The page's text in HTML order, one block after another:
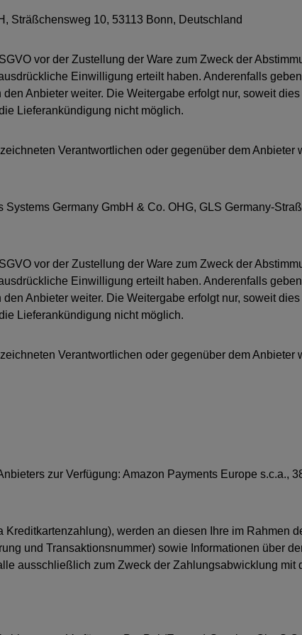
Sträßchensweg 10, 53113 Bonn, Deutschland
vor der Zustellung der Ware zum Zweck der
Einwilligung erteilt haben. Anderenfalls
Anbieter weiter. Die Weitergabe erfolgt nur, soweit
Lieferankündigung nicht möglich.
Verantwortlichen oder gegenüber dem Anbieter
Germany GmbH & Co. OHG, GLS Germany-
vor der Zustellung der Ware zum Zweck der
Einwilligung erteilt haben. Anderenfalls
Anbieter weiter. Die Weitergabe erfolgt nur, soweit
Lieferankündigung nicht möglich.
Verantwortlichen oder gegenüber dem Anbieter
zur Verfügung: Amazon Payments Europe s.c.a.,
werden an diesen Ihre im Rahmen
und Transaktionsnummer) sowie Informationen über
ausschließlich zum Zweck der Zahlungsabwicklung mit